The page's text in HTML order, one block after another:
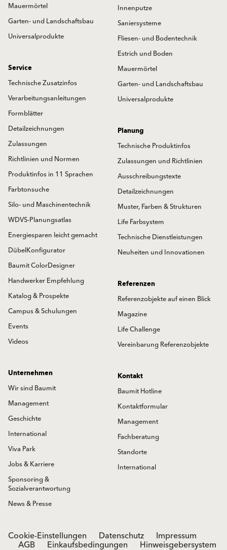
Mauermörtel
Garten- und Landschaftsbau
Universalprodukte
Innenputze
Saniersysteme
Fliesen- und Bodentechnik
Estrich und Boden
Mauermörtel
Garten- und Landschaftsbau
Universalprodukte
Service
Technische Zusatzinfos
Verarbeitungsanleitungen
Formblätter
Detailzeichnungen
Zulassungen
Richtlinien und Normen
Produktinfos in 11 Sprachen
Farbtonsuche
Silo- und Maschinentechnik
WDVS-Planungsatlas
Energiesparen leicht gemacht
DübelKonfigurator
Baumit ColorDesigner
Handwerker Empfehlung
Katalog & Prospekte
Campus & Schulungen
Events
Videos
Planung
Technische Produktinfos
Zulassungen und Richtlinien
Ausschreibungstexte
Detailzeichnungen
Muster, Farben & Strukturen
Life Farbsystem
Technische Dienstleistungen
Neuheiten und Innovationen
Referenzen
Referenzobjekte auf einen Blick
Magazine
Life Challenge
Vereinbarung Referenzobjekte
Unternehmen
Wir sind Baumit
Management
Geschichte
International
Viva Park
Jobs & Karriere
Sponsoring &
Sozialverantwortung
News & Presse
Kontakt
Baumit Hotline
Kontaktformular
Management
Fachberatung
Standorte
International
Cookie-Einstellungen Datenschutz Impressum
AGB Einkaufsbedingungen Hinweisgebersystem